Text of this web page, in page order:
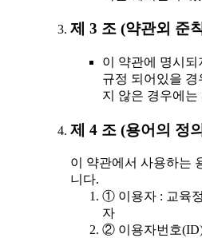
제 3 조 (약관외 준
이 약관에 명시되
규정 되어있을 경
지 않은 경우에
제 4 조 (용어의 정
이 약관에서 사용하는
니다.
① 이용자 : 교육
자
② 이용자번호